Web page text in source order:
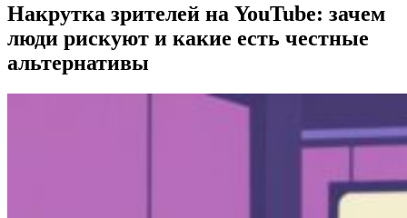
Накрутка зрителей на YouTube: зачем
люди рискуют и какие есть честные
альтернативы